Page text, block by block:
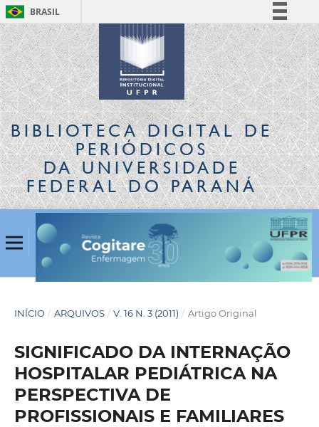
BRASIL
Simplifique!
Comunica BR
Participe
Acesso à informação
Legislação
Canais
BIBLIOTECA DIGITALDE
PERIÓDICOS
DA UNIVERSIDADE
FEDERAL DO PARANÁ
INÍCIO / ARQUIVOS / V. 16 N. 3 (2011) / Artigo Original
SIGNIFICADO DA INTERNAÇÃO
HOSPITALAR PEDIÁTRICA NA
PERSPECTIVA DE
PROFISSIONAIS E FAMILIARES